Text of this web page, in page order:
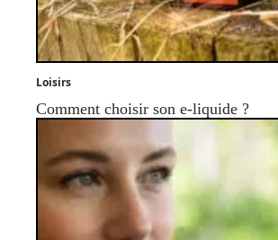
Loisirs
Comment choisir son e-liquide ?